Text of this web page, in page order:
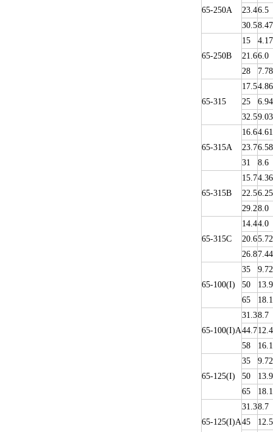
65-250A
23.46.5
30.58.47
65-250B
15
4.17
21.66.0
28
7.78
65-315
17.54.86
25
6.94
32.59.03
65-315A
16.64.61
23.76.58
31
8.6
65-315B
15.74.36
22.56.25
29.28.0
65-315C
14.44.0
20.65.72
26.87.44
65-100(I)
35
9.72
50
13.9
65
18.1
65-100(I)A
31.38.7
44.712.4
58
16.1
65-125(I)
35
9.72
50
13.9
65
18.1
65-125(I)A
31.38.7
45
12.5